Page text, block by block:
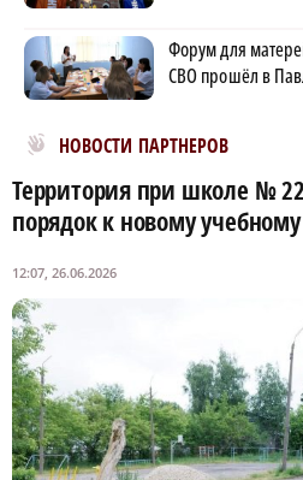
Форум для
СВО прошёл в
НОВОСТИ ПАРТНЕРОВ
Новости МирТесен
Территория при школе №
порядок к новому учебному
12:07, 26.06.2026